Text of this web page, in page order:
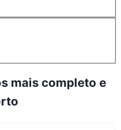
mais completo e